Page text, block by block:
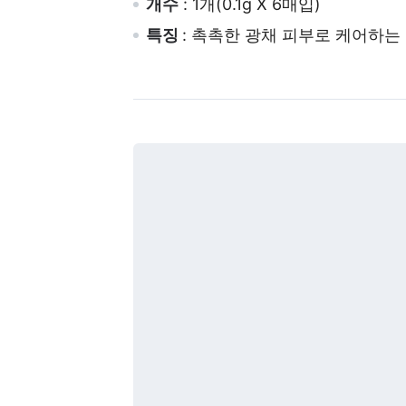
개수 : 1개(0.1g X 6매입)
특징 : 촉촉한 광채 피부로 케어하는